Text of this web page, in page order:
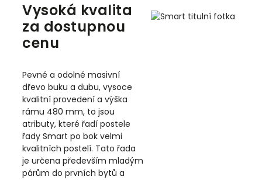
Vysoká kvalita
za dostupnou
cenu
Pevné a odolné masivní
dřevo buku a dubu, vysoce
kvalitní provedení a výška
rámu 480 mm, to jsou
atributy, které řadí postele
řady Smart po bok velmi
kvalitních postelí. Tato řada
je určena především mladým
párům do prvních bytů a